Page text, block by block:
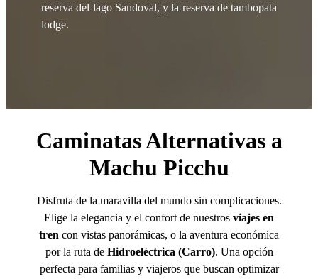
reserva del lago Sandoval, y la reserva de tambopata
lodge.
Caminatas Alternativas a
Machu Picchu
Disfruta de la maravilla del mundo sin complicaciones.
Elige la elegancia y el confort de nuestros viajes en
tren con vistas panorámicas, o la aventura económica
por la ruta de Hidroeléctrica (Carro). Una opción
perfecta para familias y viajeros que buscan optimizar